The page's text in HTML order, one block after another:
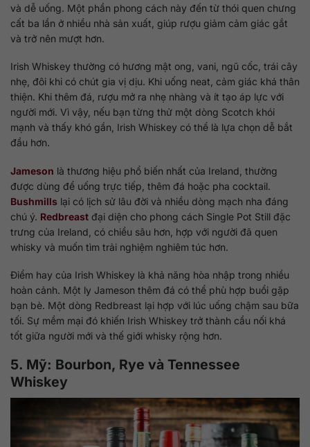
và dễ uống. Một phần phong cách này đến từ thói quen chưng
cất ba lần ở nhiều nhà sản xuất, giúp rượu giảm cảm giác gắt
và trở nên mượt hơn.
Irish Whiskey thường có hương mật ong, vani, ngũ cốc, trái cây
nhẹ, đôi khi có chút gia vị dịu. Khi uống neat, cảm giác khá thân
thiện. Khi thêm đá, rượu mở ra nhẹ nhàng và ít tạo áp lực với
người mới. Vì vậy, nếu bạn từng thử một dòng Scotch khói
mạnh và thấy khó gần, Irish Whiskey có thể là lựa chọn dễ bắt
đầu hơn.
Jameson là thương hiệu phổ biến nhất của Ireland, thường
được dùng để uống trực tiếp, thêm đá hoặc pha cocktail.
Bushmills lại có lịch sử lâu đời và nhiều dòng mạch nha đáng
chú ý. Redbreast đại diện cho phong cách Single Pot Still đặc
trưng của Ireland, có chiều sâu hơn, hợp với người đã quen
whisky và muốn tìm trải nghiệm nghiêm túc hơn.
Điểm hay của Irish Whiskey là khả năng hòa nhập trong nhiều
hoàn cảnh. Một ly Jameson thêm đá có thể phù hợp buổi gặp
bạn bè. Một dòng Redbreast lại hợp với lúc uống chậm sau bữa
tối. Sự mềm mại đó khiến Irish Whiskey trở thành cầu nối khá
tốt giữa người mới và thế giới whisky rộng hơn.
5. Mỹ: Bourbon, Rye và Tennessee
Whiskey